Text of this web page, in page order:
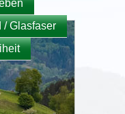
/ Glasfaser